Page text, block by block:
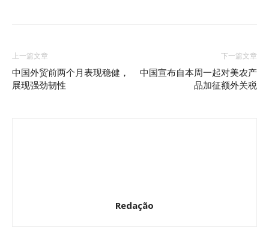
上一篇文章
中国外贸前两个月表现稳健，
展现强劲韧性
下一篇文章
中国宣布自本周一起对美农产
品加征额外关税
Redação